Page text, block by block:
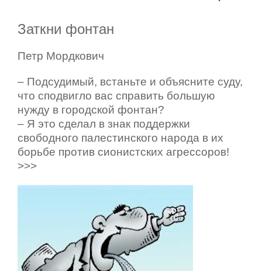
Заткни фонтан
Петр Мордкович
– Подсудимый, встаньте и объясните суду,
что сподвигло вас справить большую
нужду в городской фонтан?
– Я это сделал в знак поддержки
свободного палестинского народа в их
борьбе против сионистских агрессоров!
>>>